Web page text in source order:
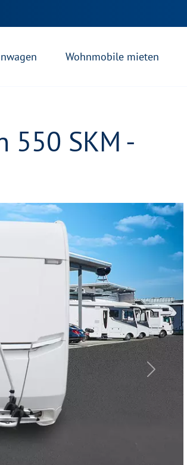
Wohnmobile mieten
550 SKM -
Next